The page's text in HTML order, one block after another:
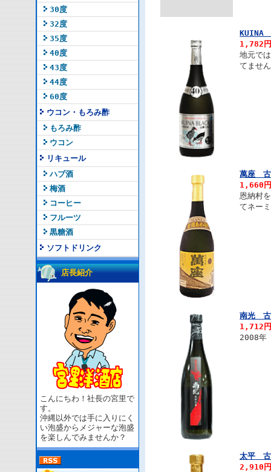
30度
32度
35度
40度
43度
44度
60度
ウコン・もろみ酢
もろみ酢
ウコン
リキュール
ハブ酒
梅酒
コーヒー
フルーツ
黒糖酒
ソフトドリンク
店長紹介
こんにちわ！社長の宮里で
す。
沖縄以外では手に入りにく
い泡盛からメジャーな泡盛
を楽しんでみませんか？
KUINA
1,782
地元で
てません
萬座
1,660
恩納村
てネー
南光
1,712
2008年
太平
2,910